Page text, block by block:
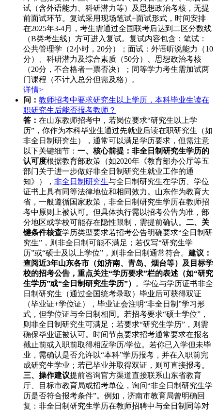
试（含外语能力、科研潜力等）及思想政治考核，无提
前面试环节。复试采用现场笔试+面试形式，时间安排
在2025年3-4月，考生需通过全国联考后达到二区分数线
（B类考生线）方可进入复试。复试内容包含：笔试：
公共管理学（2小时，20分）；面试：外语听说能力（10
分）、科研潜力及综合素质（50分）、思想政治考核
（20分，不合格者一票否决）；同等学力考生需加试两
门课程（不计入总分但需及格）。
详情>
问： 教师招考中要求研究生以上学历，本科毕业生读在
职研究生后能否报考教师？
答： 在山东教师招考中，若岗位要求“研究生以上学
历”，你作为本科毕业生通过先就业后读在职研究生（如
非全日制研究生），通常可以满足学历要求，但需注意
以下关键细节： 一、核心前提：非全日制研究生学历的
认可度根据教育部政策（如2020年《教育部办公厅等五
部门关于进一步做好非全日制研究生就业工作的通
知》）， 非全日制研究生与全日制研究生在学历、学位
证书上具有同等法律地位和相同效力。山东作为教育大
省，一般遵循国家政策，非全日制研究生学历在教师招
考中原则上被认可。但具体执行需以招考公告为准，部
分地区或学校可能存在隐性限制，需提前确认。 二、关
键条件核查学历类型要求若招考公告明确要求“全日制研
究生”，则非全日制可能不满足；若仅写“研究生学
历”或“硕士及以上学位”，则非全日制通常符合。 建议：
查阅近3年山东各市（如济南、青岛、烟台等）及目标学
校的招考公告，重点关注“学历要求”栏的表述（如“研究
生学历”或“全日制研究生学历”）
。学位与学历证书非全
日制研究生（通过全国统考录取）毕业后可获得双证
（毕业证+学位证），毕业证会注明“非全日制”学习形
式，但学位证与全日制相同。若招考要求“硕士学位”，
则非全日制研究生可满足；若要求“研究生学历”，则需
确保毕业证被认可。时间节点要求招考通常要求在报名
截止前或入职前取得相应学历/学位。若你已入学但未毕
业，需确认是否允许以“本科”学历报考，并在入职前完
成研究生学业；若已毕业并取得双证，则可直接报考。
三、操作建议提前咨询官方渠道直接联系山东省教育
厅、目标市教育局或招考单位，询问“非全日制研究生学
历是否符合报考条件”。例如，济南市教育局曾明确回
复：非全日制研究生学历在教师招聘中与全日制同等对